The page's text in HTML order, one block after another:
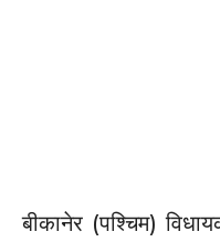
बीकानेर (पश्चिम)